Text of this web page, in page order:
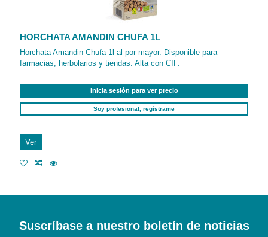
HORCHATA AMANDIN CHUFA 1L
Horchata Amandin Chufa 1l al por mayor. Disponible para
farmacias, herbolarios y tiendas. Alta con CIF.
Inicia sesión para ver precio
Soy profesional, regístrame
Ver
Suscríbase a nuestro boletín de noticias